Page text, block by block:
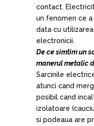
contact.
un fenomen ce
data cu
electronicii.
De ce simtim un
manerul metalic
Sarcinile
atunci cand
posibil cand
izolatoare
si podeaua are